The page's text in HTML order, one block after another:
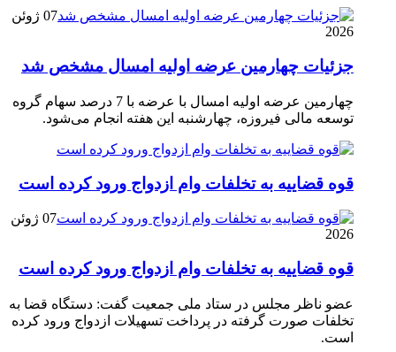
07 ژوئن
2026
جزئیات چهارمین عرضه اولیه امسال مشخص شد
چهارمین عرضه اولیه امسال با عرضه با 7 درصد سهام گروه
توسعه مالی فیروزه، چهارشنبه این هفته انجام می‌شود.
قوه قضاییه به تخلفات وام ازدواج ورود کرده است
07 ژوئن
2026
قوه قضاییه به تخلفات وام ازدواج ورود کرده است
عضو ناظر مجلس در ستاد ملی جمعیت گفت: دستگاه قضا به
تخلفات صورت گرفته در پرداخت تسهیلات ازدواج ورود کرده
است.